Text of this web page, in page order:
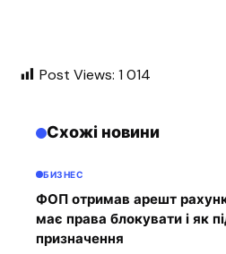
Post Views: 1 014
Схожі новини
БИЗНЕС
ФОП отримав арешт
має права блокувати і як
призначення